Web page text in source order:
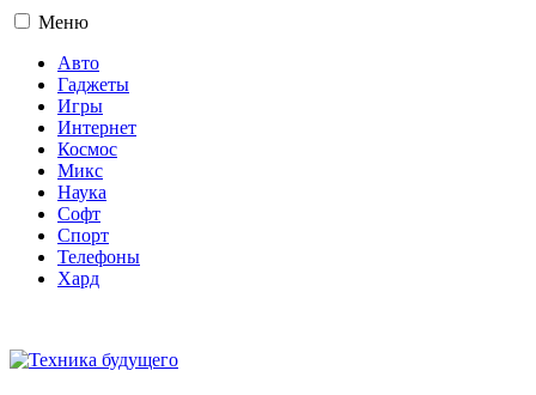
Меню
Авто
Гаджеты
Игры
Интернет
Космос
Микс
Наука
Софт
Спорт
Телефоны
Хард